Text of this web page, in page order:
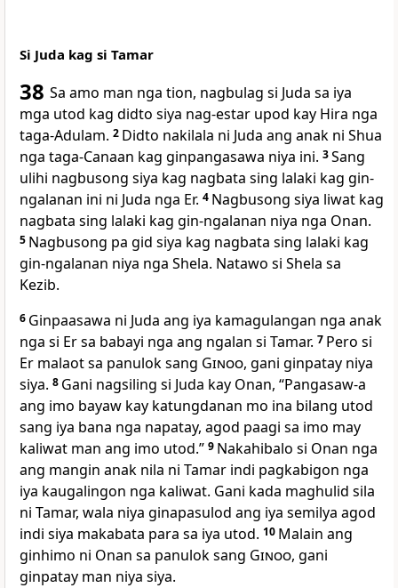
Si Juda kag si Tamar
38 Sa amo man nga tion, nagbulag si Juda sa iya
mga utod kag didto siya nag-estar upod kay Hira nga
taga-Adulam. 2 Didto nakilala ni Juda ang anak ni Shua
nga taga-Canaan kag ginpangasawa niya ini. 3Sang
ulihi nagbusong siya kag nagbata sing lalaki kag gin-
ngalanan ini ni Juda nga Er. 4 Nagbusong siya liwat kag
nagbata sing lalaki kag gin-ngalanan niya nga Onan.
5 Nagbusong pa gid siya kag nagbata sing lalaki kag
gin-ngalanan niya nga Shela. Natawo si Shela sa
Kezib.
6 Ginpaasawa ni Juda ang iya kamagulangan nga anak
nga si Er sa babayi nga ang ngalan si Tamar. 7 Pero si
Er malaot sa panulok sang Ginoo, gani ginpatay niya
siya. 8 Gani nagsiling si Juda kay Onan, “Pangasaw-a
ang imo bayaw kay katungdanan mo ina bilang utod
sang iya bana nga napatay, agod paagi sa imo may
kaliwat man ang imo utod.” 9 Nakahibalo si Onan nga
ang mangin anak nila ni Tamar indi pagkabigon nga
iya kaugalingon nga kaliwat. Gani kada maghulid sila
ni Tamar, wala niya ginapasulod ang iya semilya agod
indi siya makabata para sa iya utod. 10 Malain ang
ginhimo ni Onan sa panulok sang Ginoo, gani
ginpatay man niya siya.